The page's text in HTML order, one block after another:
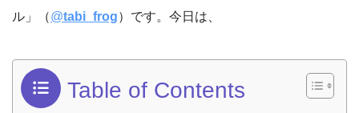
ル」（@tabi_frog）です。今日は、
Table of Contents